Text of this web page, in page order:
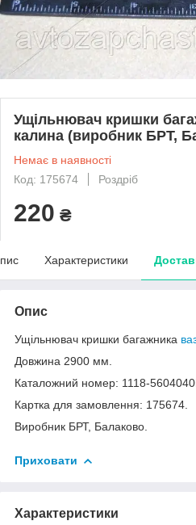
Ущільнювач кришки
калина (виробник БРТ,
Немає в наявності
Код: 175674
Роздріб
220 ₴
Характеристики
Опис
Ущільнювач кришки багажника
Довжина 2900 мм.
Каталожний номер: 1118-
Картка для замовлення: 175674.
Виробник БРТ, Балаково.
Приховати
Характеристики